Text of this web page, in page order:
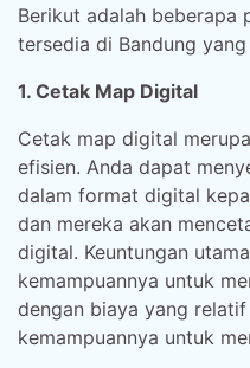
Berikut adalah beberapa
tersedia di Bandung
1. Cetak Map Digital
Cetak map digital
efisien. Anda dapat
dalam format digital
dan mereka akan
digital. Keuntungan
kemampuannya untuk
dengan biaya yang
kemampuannya untuk